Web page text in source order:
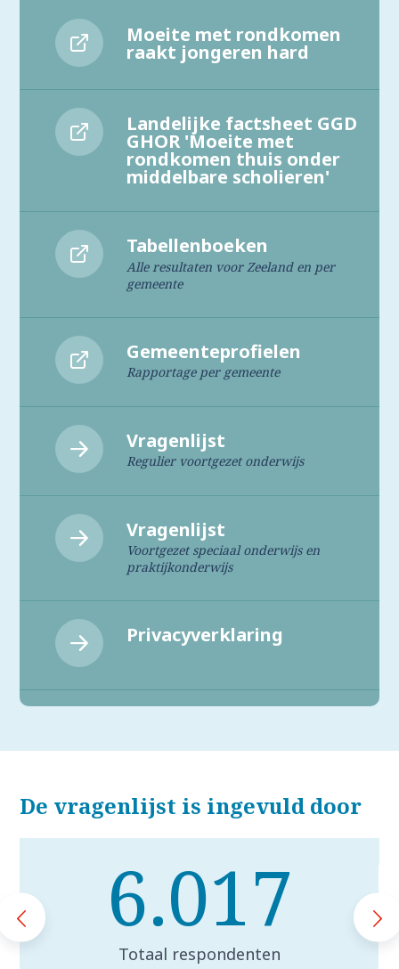
Moeite met rondkomen
raakt jongeren hard
Landelijke factsheet GGD
GHOR 'Moeite met
rondkomen thuis onder
middelbare scholieren'
Tabellenboeken
Alle resultaten voor Zeeland en per
gemeente
Gemeenteprofielen
Rapportage per gemeente
Vragenlijst
Regulier voortgezet onderwijs
Vragenlijst
Voortgezet speciaal onderwijs en
praktijkonderwijs
Privacyverklaring
De vragenlijst is ingevuld door
6.017
Totaal respondenten